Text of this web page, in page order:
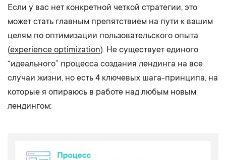
Если у вас нет конкретной четкой стратегии, это
может стать главным препятствием на пути к вашим
целям по оптимизации пользовательского опыта
(experience optimization). Не существует единого
“идеального” процесса создания лендинга на все
случаи жизни, но есть 4 ключевых шага-принципа, на
которые я опираюсь в работе над любым новым
лендингом: